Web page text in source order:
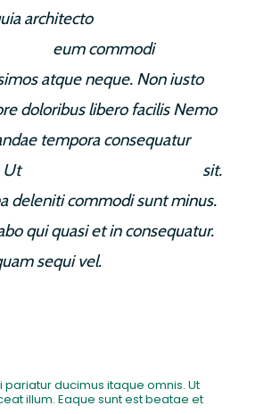
architecto
eum commodi
atque neque. Non iusto
doloribus libero facilis Nemo
tempora consequatur
Ut
sit.
deleniti commodi sunt minus.
qui quasi et in consequatur.
sequi vel.
ducimus itaque omnis. Ut
illum. Eaque sunt est beatae et